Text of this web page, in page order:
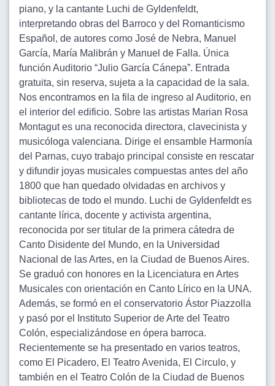
piano, y la cantante Luchi de Gyldenfeldt,
interpretando obras del Barroco y del Romanticismo
Español, de autores como José de Nebra, Manuel
García, María Malibrán y Manuel de Falla. Única
función Auditorio “Julio García Cánepa”. Entrada
gratuita, sin reserva, sujeta a la capacidad de la sala.
Nos encontramos en la fila de ingreso al Auditorio, en
el interior del edificio. Sobre las artistas Marian Rosa
Montagut es una reconocida directora, clavecinista y
musicóloga valenciana. Dirige el ensamble Harmonía
del Parnas, cuyo trabajo principal consiste en rescatar
y difundir joyas musicales compuestas antes del año
1800 que han quedado olvidadas en archivos y
bibliotecas de todo el mundo. Luchi de Gyldenfeldt es
cantante lírica, docente y activista argentina,
reconocida por ser titular de la primera cátedra de
Canto Disidente del Mundo, en la Universidad
Nacional de las Artes, en la Ciudad de Buenos Aires.
Se graduó con honores en la Licenciatura en Artes
Musicales con orientación en Canto Lírico en la UNA.
Además, se formó en el conservatorio Ástor Piazzolla
y pasó por el Instituto Superior de Arte del Teatro
Colón, especializándose en ópera barroca.
Recientemente se ha presentado en varios teatros,
como El Picadero, El Teatro Avenida, El Circulo, y
también en el Teatro Colón de la Ciudad de Buenos